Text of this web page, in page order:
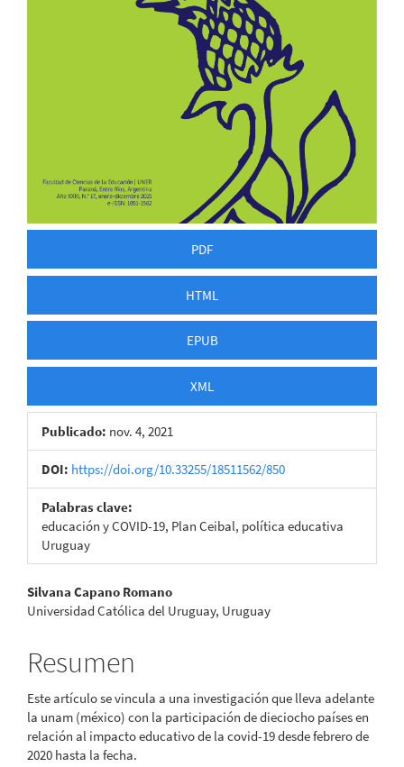
PDF
HTML
EPUB
XML
Publicado: nov. 4, 2021
DOI: https://doi.org/10.33255/18511562/850
Palabras clave:
educación y COVID-19, Plan Ceibal, política educativa
Uruguay
Contenido
del
artículo
Silvana Capano Romano
Universidad Católica del Uruguay, Uruguay
Resumen
Este artículo se vincula a una investigación que lleva adelante
la unam (méxico) con la participación de dieciocho países en
relación al impacto educativo de la covid-19 desde febrero de
2020 hasta la fecha.